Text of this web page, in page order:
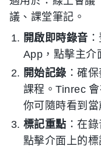
議、課堂筆記。
開啟即時錄音
App，點擊主介
開始記錄 ：確
課程。Tinrec
你可隨時看到當
標記重點 ：在
點擊介面上的